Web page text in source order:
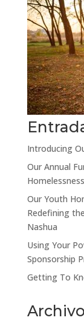
Introducing
Our Annual
Our Youth
Redefining
Nashua
Using Your
Sponsorship
Getting To